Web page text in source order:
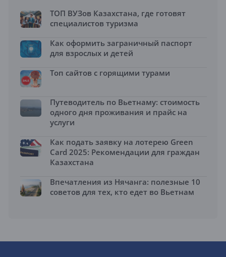
ТОП ВУЗов Казахстана, где готовят
специалистов туризма
Как оформить заграничный паспорт
для взрослых и детей
Топ сайтов с горящими турами
Путеводитель по Вьетнаму: стоимость
одного дня проживания и прайс на
услуги
Как подать заявку на лотерею Green
Card 2025: Рекомендации для граждан
Казахстана
Впечатления из Нячанга: полезные 10
советов для тех, кто едет во Вьетнам